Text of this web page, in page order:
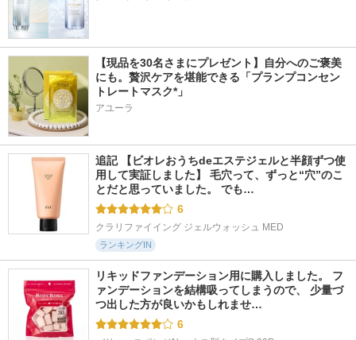
【現品を30名さまにプレゼント】自分へのご褒美
にも。贅沢ケアを堪能できる「プランプコンセン
トレートマスク*」
アユーラ
追記 【ビオレおうちdeエステジェルと半顔ずつ使
用して実証しました】 毛穴って、ずっと“穴”のこ
とだと思っていました。 でも…
6
クラリファイイング ジェルウォッシュ MED
ランキングIN
リキッドファンデーション用に購入しました。 フ
ァンデーションを結構吸ってしまうので、 少量づ
つ出した方が良いかもしれませ…
6